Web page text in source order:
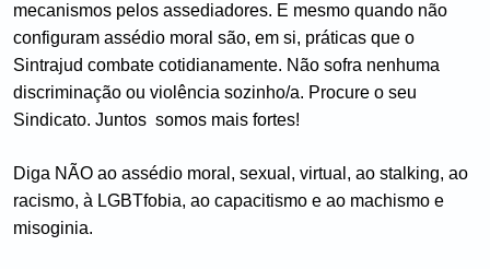
mecanismos pelos assediadores. E mesmo quando não
configuram assédio moral são, em si, práticas que o
Sintrajud combate cotidianamente. Não sofra nenhuma
discriminação ou violência sozinho/a. Procure o seu
Sindicato. Juntos  somos mais fortes!
Diga NÃO ao assédio moral, sexual, virtual, ao stalking, ao
racismo, à LGBTfobia, ao capacitismo e ao machismo e
misoginia.